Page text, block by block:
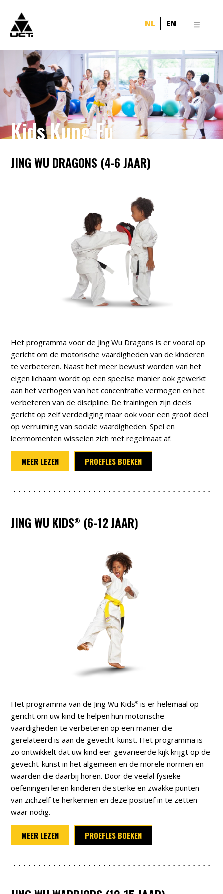
NL EN
Kids Kung Fu
JING WU DRAGONS (4-6 JAAR)
Het programma voor de Jing Wu Dragons is er vooral op
gericht om de motorische vaardigheden van de kinderen
te verbeteren. Naast het meer bewust worden van het
eigen lichaam wordt op een speelse manier ook gewerkt
aan het verhogen van het concentratie vermogen en het
verbeteren van de discipline. De trainingen zijn deels
gericht op zelf verdediging maar ook voor een groot deel
op verruiming van sociale vaardigheden. Spel en
leermomenten wisselen zich met regelmaat af.
MEER LEZEN PROEFLES BOEKEN
JING WU KIDS® (6-12 JAAR)
Het programma van de Jing Wu Kids® is er helemaal op
gericht om uw kind te helpen hun motorische
vaardigheden te verbeteren op een manier die
gerelateerd is aan de gevecht-kunst. Het programma is
zo ontwikkelt dat uw kind een gevarieerde kijk krijgt op de
gevecht-kunst in het algemeen en de morele normen en
waarden die daarbij horen. Door de veelal fysieke
oefeningen leren kinderen de sterke en zwakke punten
van zichzelf te herkennen en deze positief in te zetten
waar nodig.
MEER LEZEN PROEFLES BOEKEN